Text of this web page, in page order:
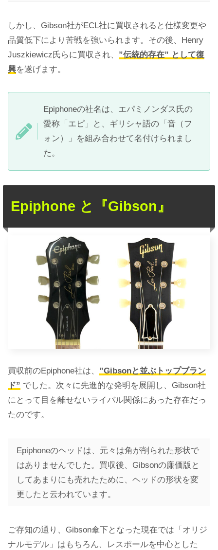
しかし、Gibson社がECL社に買収されると仕様変更や
品質低下により苦戦を強いられます。その後、Henry
Juszkiewicz氏らに買収され、 ”伝統的存在” として復
興を遂げます。
Epiphoneの社名は、エパミノンダス氏の
愛称「エピ」と、ギリシャ語の「音（フ
ォン）」を組み合わせて名付けられまし
た。
Epiphone と『Gibson』
買収前のEpiphone社は、 ”Gibsonと並ぶトップブラン
ド” でした。次々に先進的な発明を展開し、Gibson社
にとって目を離せないライバル関係にあった存在だっ
たのです。
Epiphoneのヘッドは、元々は角が削られた形状で
はありませんでした。買収後、Gibsonの廉価版と
してあまりにも売れたために、ヘッドの形状を変
更したと云われています。
ご存知の通り、Gibson傘下となった現在では「オリジ
ナルモデル」はもちろん、レスポールを中心とした